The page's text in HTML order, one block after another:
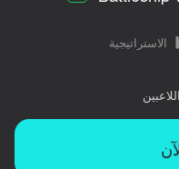
الاستراتيجية